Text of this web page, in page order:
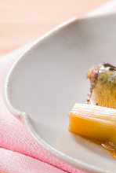
酢
お酢ドリ
みりん風
キャンペーン情報
ブランド・スペ
ブランド・スペ
商品ブランドサイ
企業情報